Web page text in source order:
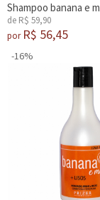
Shampoo banana e
de R$ 59,90
por R$ 56,45
-16%